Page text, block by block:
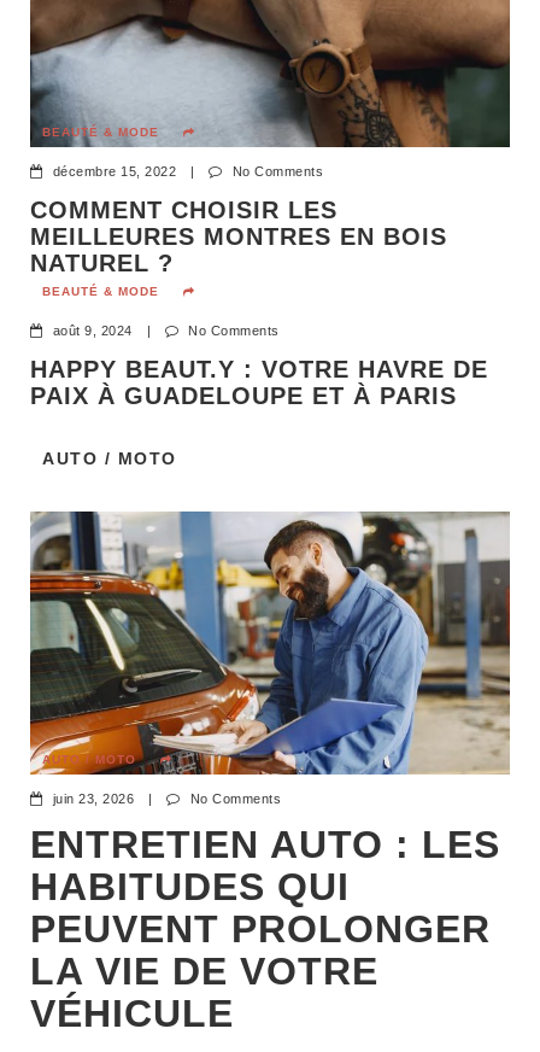
BEAUTÉ & MODE
décembre 15, 2022 No Comments
COMMENT CHOISIR LES
MEILLEURES MONTRES EN BOIS
NATUREL ?
BEAUTÉ & MODE
août 9, 2024 No Comments
HAPPY BEAUT.Y : VOTRE HAVRE DE
PAIX À GUADELOUPE ET À PARIS
AUTO / MOTO
AUTO / MOTO
juin 23, 2026 | No Comments
ENTRETIEN AUTO : LES
HABITUDES QUI
PEUVENT PROLONGER
LA VIE DE VOTRE
VÉHICULE